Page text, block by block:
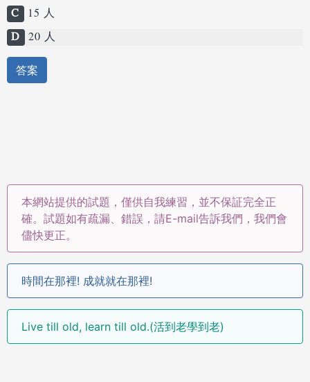
C
15 人
D 20 人
答案
本網站提供的試題，僅供自我練習，並不保証完全正
確。試題如有疏漏、錯誤，請E-mail告訴我們，我們會
儘快更正。
時間在那裡! 成就就在那裡!
Live till old, learn till old.(活到老學到老)